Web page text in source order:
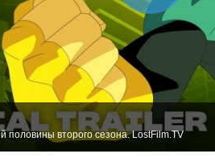
половины второго сезона. LostFilm.TV